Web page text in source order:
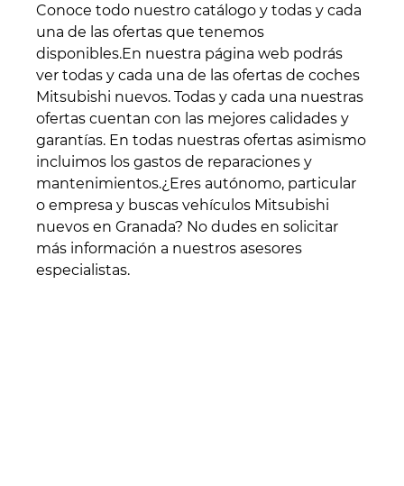
Conoce todo nuestro catálogo y todas y cada
una de las ofertas que tenemos
disponibles.En nuestra página web podrás
ver todas y cada una de las ofertas de coches
Mitsubishi nuevos. Todas y cada una nuestras
ofertas cuentan con las mejores calidades y
garantías. En todas nuestras ofertas asimismo
incluimos los gastos de reparaciones y
mantenimientos.¿Eres autónomo, particular
o empresa y buscas vehículos Mitsubishi
nuevos en Granada? No dudes en solicitar
más información a nuestros asesores
especialistas.